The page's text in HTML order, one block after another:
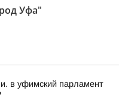
Уфа"
в уфимский парламент